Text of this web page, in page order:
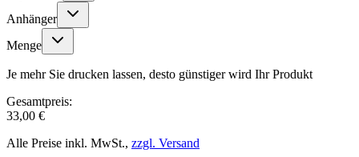
Anhänger
Menge
Je mehr Sie drucken lassen, desto günstiger wird Ihr Produkt
Gesamtpreis:
33,00 €
Alle Preise inkl. MwSt., zzgl. Versand